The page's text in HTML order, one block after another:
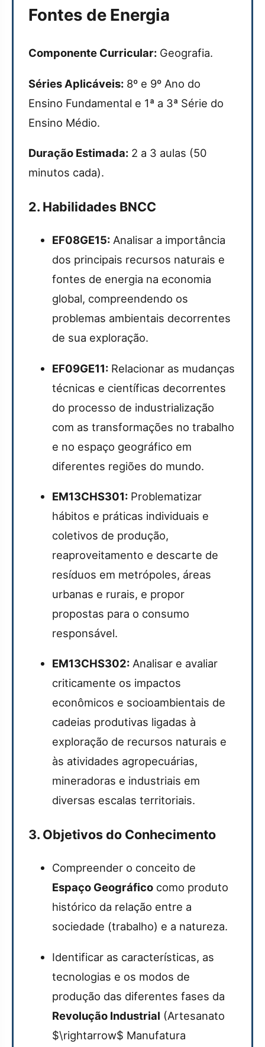
Fontes de Energia
Componente Curricular: Geografia.
Séries Aplicáveis: 8º e 9º Ano do
Ensino Fundamental e 1ª a 3ª Série do
Ensino Médio.
Duração Estimada: 2 a 3 aulas (50
minutos cada).
2. Habilidades BNCC
EF08GE15: Analisar a importância
dos principais recursos naturais e
fontes de energia na economia
global, compreendendo os
problemas ambientais decorrentes
de sua exploração.
EF09GE11: Relacionar as mudanças
técnicas e científicas decorrentes
do processo de industrialização
com as transformações no trabalho
e no espaço geográfico em
diferentes regiões do mundo.
EM13CHS301: Problematizar
hábitos e práticas individuais e
coletivos de produção,
reaproveitamento e descarte de
resíduos em metrópoles, áreas
urbanas e rurais, e propor
propostas para o consumo
responsável.
EM13CHS302: Analisar e avaliar
criticamente os impactos
econômicos e socioambientais de
cadeias produtivas ligadas à
exploração de recursos naturais e
às atividades agropecuárias,
mineradoras e industriais em
diversas escalas territoriais.
3. Objetivos do Conhecimento
Compreender o conceito de
Espaço Geográfico como produto
histórico da relação entre a
sociedade (trabalho) e a natureza.
Identificar as características, as
tecnologias e os modos de
produção das diferentes fases da
Revolução Industrial (Artesanato
$\rightarrow$ Manufatura